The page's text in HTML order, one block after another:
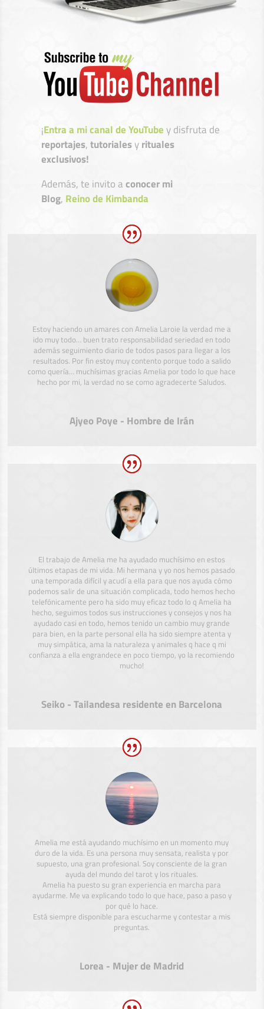
¡Entra a mi canal de YouTubey disfruta de
reportajes,tutorialesyrituales
exclusivos!
Además, te invito aconocer mi
Blog, Reino de Kimbanda
Estoy haciendo un amares con Amelia Laroie la verdad me a
ido muy todo… buen trato responsabilidad seriedad en todo
además seguimiento diario de todos pasos para llegar a los
resultados. Por fin estoy muy contento porque todo a salido
como quería… muchísimas gracias Amelia por todo lo que hace
hecho por mi, la verdad no se como agradecerte Saludos.
Ajyeo Poye - Hombre de Irán
El trabajo de Amelia me ha ayudado muchísimo en estos
últimos etapas de mi vida. Mi hermana y yo nos hemos pasado
una temporada difícil y acudí a ella para que nos ayuda cómo
podemos salir de una situación complicada, todo hemos hecho
telefónicamente pero ha sido muy eficaz todo lo q Amelia ha
hecho, seguimos todos sus instrucciones y consejos y nos ha
ayudado casi en todo, hemos tenido un cambio muy grande
para bien, en la parte personal ella ha sido siempre atenta y
muy simpática, ama la naturaleza y animales q hace q mi
confianza a ella engrandece en poco tiempo, yo la recomiendo
mucho!
Seiko - Tailandesa residente en Barcelona
Amelia me está ayudando muchísimo en un momento muy
duro de la vida. Es una persona muy sensata, realista y por
supuesto, una gran profesional. Soy consciente de la gran
ayuda del mundo del tarot y los rituales.
Amelia ha puesto su gran experiencia en marcha para
ayudarme. Me va explicando todo lo que hace, paso a paso y
por qué lo hace.
Está siempre disponible para escucharme y contestar a mis
preguntas.
Lorea - Mujer de Madrid